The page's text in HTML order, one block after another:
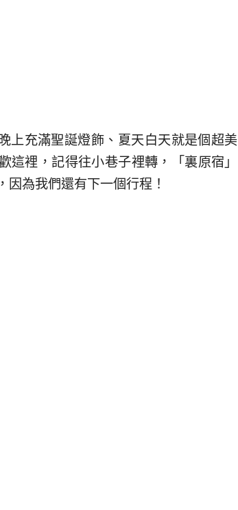
上充滿聖誕燈飾、夏天白天就是個超美
裡，記得往小巷子裡轉，「裏原宿」
為我們還有下一個行程！